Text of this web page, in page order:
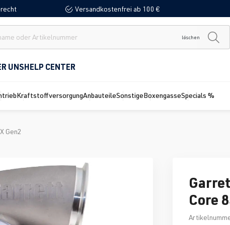
Versandkostenfrei ab 100 €
löschen
UNSHELP CENTER
KraftstoffversorgungAnbauteileSonstigeBoxengasseSpecials %
Gen2
Core